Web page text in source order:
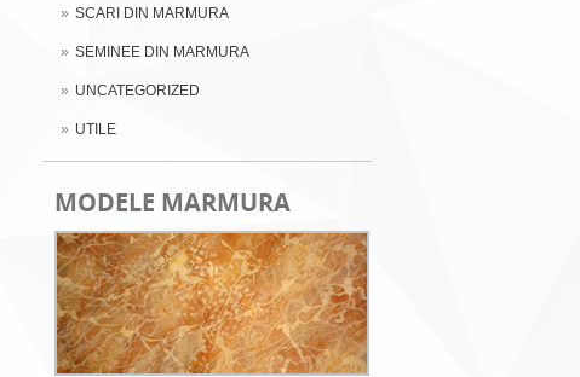
SCARI DIN MARMURA
SEMINEE DIN MARMURA
UNCATEGORIZED
UTILE
MODELE MARMURA